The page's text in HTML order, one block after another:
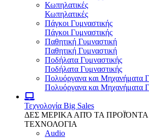
Κωπηλατικές
Κωπηλατικές
Πάγκοι Γυμναστικής
Πάγκοι Γυμναστικής
Παθητική Γυμναστική
Παθητική Γυμναστική
Ποδήλατα Γυμναστικής
Ποδήλατα Γυμναστικής
Πολυόργανα και Μηχανήματα
Πολυόργανα και Μηχανήματα
Τεχνολογία Big Sales
ΔΕΣ ΜΕΡΙΚΑ ΑΠΌ ΤΑ
ΤΕΧΝΟΛΟΓΙΑ
Audio